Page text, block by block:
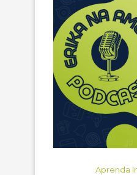
Aprenda